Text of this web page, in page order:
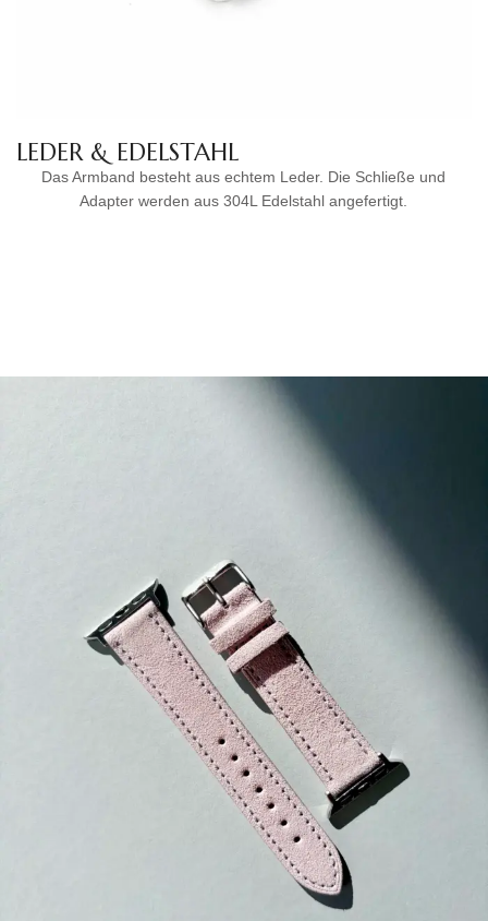
LEDER & EDELSTAHL
Das Armband besteht aus echtem Leder. Die Schließe und
Adapter werden aus 304L Edelstahl angefertigt.